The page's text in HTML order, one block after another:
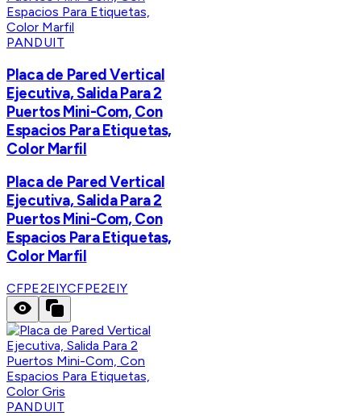
PANDUIT
Placa de Pared Vertical
Ejecutiva, Salida Para 2
Puertos Mini-Com, Con
Espacios Para Etiquetas,
Color Marfil
Placa de Pared Vertical
Ejecutiva, Salida Para 2
Puertos Mini-Com, Con
Espacios Para Etiquetas,
Color Marfil
CFPE2EIYCFPE2EIY
PANDUIT